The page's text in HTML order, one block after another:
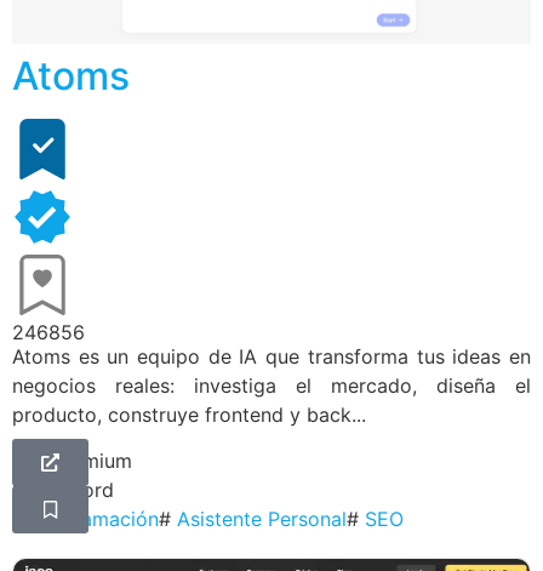
Atoms
246856
Atoms es un equipo de IA que transforma tus ideas en
negocios reales: investiga el mercado, diseña el
producto, construye frontend y back...
Freemium
Discord
Programación# Asistente Personal# SEO